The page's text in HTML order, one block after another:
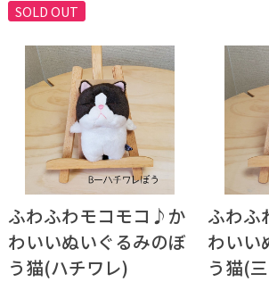
SOLD OUT
ふわふわモコモコ♪か
わいいぬいぐるみのぼ
う猫(ハチワレ)
ふわ
わいい
う猫(